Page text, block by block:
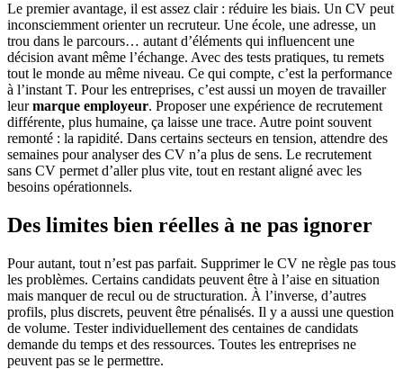
Le premier avantage, il est assez clair : réduire les biais. Un CV peut
inconsciemment orienter un recruteur. Une école, une adresse, un
trou dans le parcours… autant d’éléments qui influencent une
décision avant même l’échange. Avec des tests pratiques, tu remets
tout le monde au même niveau. Ce qui compte, c’est la performance
à l’instant T. Pour les entreprises, c’est aussi un moyen de travailler
leurmarque employeur. Proposer une expérience de recrutement
différente, plus humaine, ça laisse une trace. Autre point souvent
remonté : la rapidité. Dans certains secteurs en tension, attendre des
semaines pour analyser des CV n’a plus de sens. Le recrutement
sans CV permet d’aller plus vite, tout en restant aligné avec les
besoins opérationnels.
Des limites bien réelles à ne pas ignorer
Pour autant, tout n’est pas parfait. Supprimer le CV ne règle pas tous
les problèmes. Certains candidats peuvent être à l’aise en situation
mais manquer de recul ou de structuration. À l’inverse, d’autres
profils, plus discrets, peuvent être pénalisés. Il y a aussi une question
de volume. Tester individuellement des centaines de candidats
demande du temps et des ressources. Toutes les entreprises ne
peuvent pas se le permettre.